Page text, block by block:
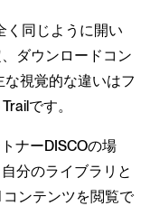
く同じように開い
ダウンロードコン
な視覚的な違いはフ
です。
ナーDISCOの場
分のライブラリと
ンテンツを閲覧で